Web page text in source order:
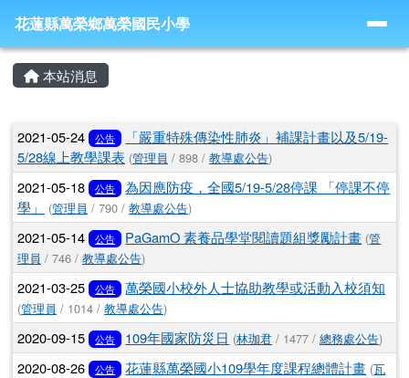
花蓮縣萬榮鄉萬榮國民小學
導覽列
花蓮縣萬榮鄉萬榮國民小學
主內容區域
本站消息
文章列表
2021-05-24 公告
「嚴重特殊傳染性肺炎」補課計畫以及5/19-
5/28線上教學課表 (管理員 / 898 / 教導處公告)
2021-05-18 公告
為因應防疫，全國5/19-5/28停課 「停課不停
學」
(管理員 / 790 / 教導處公告)
2021-05-14 公告 PaGamO 素養品學堂閱讀題組獎勵計畫 (管
理員 / 746 / 教導處公告)
2021-03-25 公告 萬榮國小校外人士協助教學或活動入校須知
(管理員 / 1014 / 教導處公告)
2020-09-15 公告 109年國家防災日 (林珈君 / 1477 /總務處公告)
2020-08-26 公告 花蓮縣萬榮國小109學年度課程總體計畫 (瓦
頁尾區域